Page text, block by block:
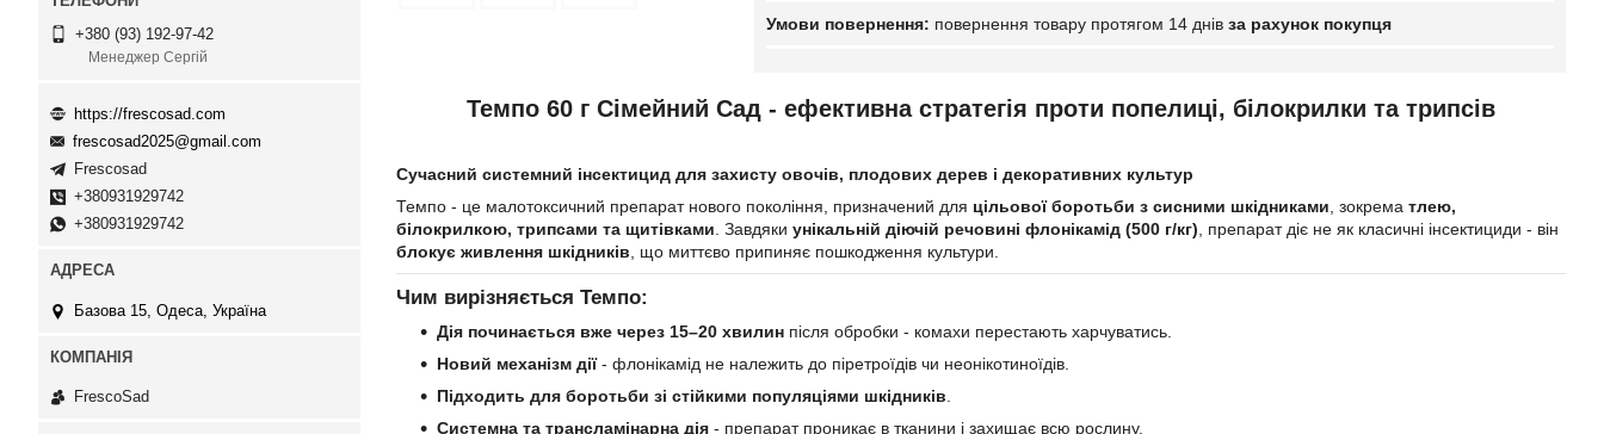
повернення товару протягом 14 днів за рахунок покупця
Темпо 60 г Сімейний Сад - ефективна стратегія проти попелиці, білокрилки та трипсів
Сучасний системний інсектицид для захисту овочів, плодових дерев і декоративних культур
Темпо - це малотоксичний препарат нового покоління, призначений для цільової боротьби з сисними шкідниками , зокрема тлею,
білокрилкою, трипсами та щитівками . Завдяки унікальній діючій речовині флонікамід (500 г/кг) , препарат діє не як класичні інсектициди - він
блокує живлення шкідників , що миттєво припиняє пошкодження культури.
Чим вирізняється Темпо:
Дія починається вже через 15–20 хвилин після обробки - комахи перестають харчуватись.
Новий механізм дії- флонікамід не належить до піретроїдів чи неонікотиноїдів.
Підходить для боротьби зі стійкими популяціями шкідників
Системна та трансламінарна дія - препарат проникає в тканини і захищає всю рослину.
+380 (93) 192-97-42
Менеджер Сергій
https://frescosad.com
frescosad2025@gmail.com
Frescosad
+380931929742
+380931929742
Базова 15, Одеса, Україна
FrescoSad